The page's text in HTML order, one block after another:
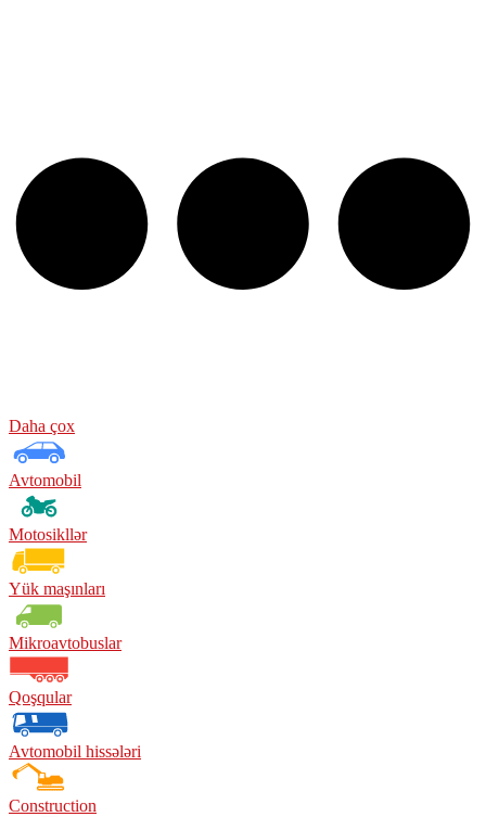
Daha çox
Avtomobil
Motosikllər
Yük maşınları
Mikroavtobuslar
Qoşqular
Avtomobil hissələri
Construction